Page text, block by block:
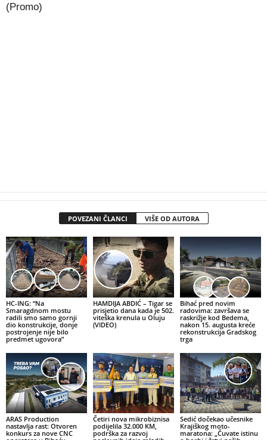
(Promo)
POVEZANI ČLANCI VIŠE OD AUTORA
HC-ING: “Na
Smaragdnom mostu
radili smo samo gornji
dio konstrukcije, donje
postrojenje nije bilo
predmet ugovora”
HAMDIJA ABDIĆ – Tigar se
prisjetio dana kada je 502.
viteška krenula u Oluju
(VIDEO)
Bihać pred novim
radovima: završava se
raskrižje kod Bedema,
nakon 15. augusta kreće
rekonstrukcija Gradskog
trga
ARAS Production
nastavlja rast: Otvoren
konkurs za nove CNC
Četiri nova mikrobiznisa
podijelila 32.000 KM,
podrška za razvoj
Sedić dočekao učesnike
Krajiškog moto-
maratona: „Čuvate istinu